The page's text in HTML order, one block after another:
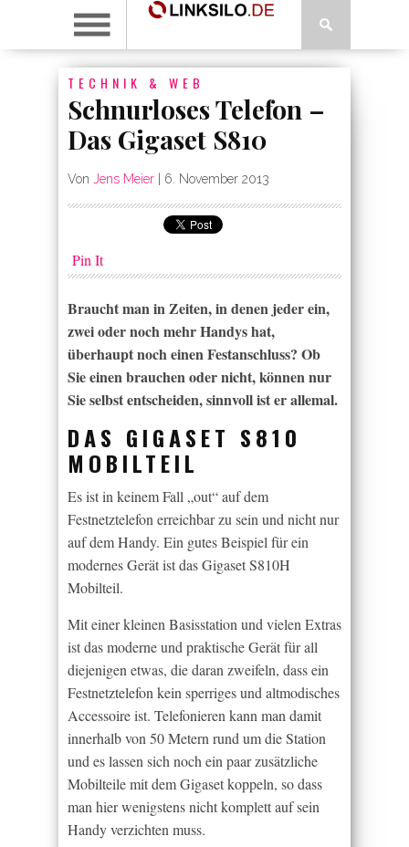
TECHNIK & WEB
Schnurloses Telefon –
Das Gigaset S810
Von Jens Meier 6. November 2013
Pin It
Braucht man in Zeiten, in denen jeder ein,
zwei oder noch mehr Handys hat,
überhaupt noch einen Festanschluss? Ob
Sie einen brauchen oder nicht, können nur
Sie selbst entscheiden, sinnvoll ist er allemal.
DAS GIGASET S810
MOBILTEIL
Es ist in keinem Fall „out“ auf dem
Festnetztelefon erreichbar zu sein und nicht nur
auf dem Handy. Ein gutes Beispiel für ein
modernes Gerät ist das Gigaset S810H
Mobilteil.
Mit einer kleinen Basisstation und vielen Extras
ist das moderne und praktische Gerät für all
diejenigen etwas, die daran zweifeln, dass ein
Festnetztelefon kein sperriges und altmodisches
Accessoire ist. Telefonieren kann man damit
innerhalb von 50 Metern rund um die Station
und es lassen sich noch ein paar zusätzliche
Mobilteile mit dem Gigaset koppeln, so dass
man hier wenigstens nicht komplett auf sein
Handy verzichten muss.